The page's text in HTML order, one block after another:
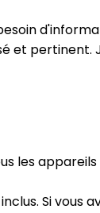
et
les
Si